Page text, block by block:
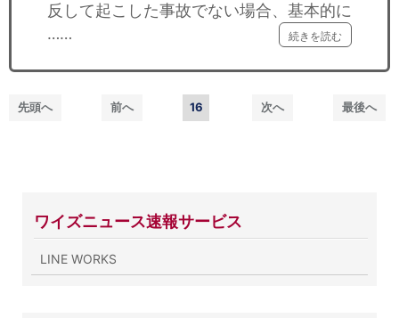
反して起こした事故でない場合、基本的に
……
続きを読む
先頭へ 前へ 16 次へ 最後へ
ワイズニュース速報サービス
LINE WORKS